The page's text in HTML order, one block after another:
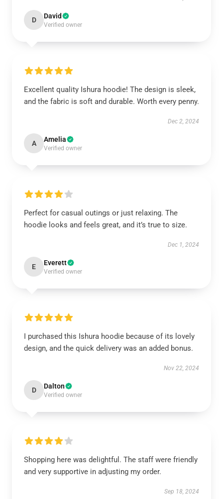
D David
Verified owner
Excellent quality Ishura hoodie! The design is sleek,
and the fabric is soft and durable. Worth every penny.
Dec 2, 2024
A Amelia
Verified owner
Perfect for casual outings or just relaxing. The
hoodie looks and feels great, and it’s true to size.
Dec 1, 2024
E Everett
Verified owner
I purchased this Ishura hoodie because of its lovely
design, and the quick delivery was an added bonus.
Nov 22, 2024
D Dalton
Verified owner
Shopping here was delightful. The staff were friendly
and very supportive in adjusting my order.
Sep 18, 2024